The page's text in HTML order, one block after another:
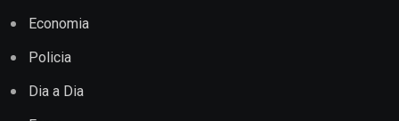
Economia
Policia
Dia a Dia